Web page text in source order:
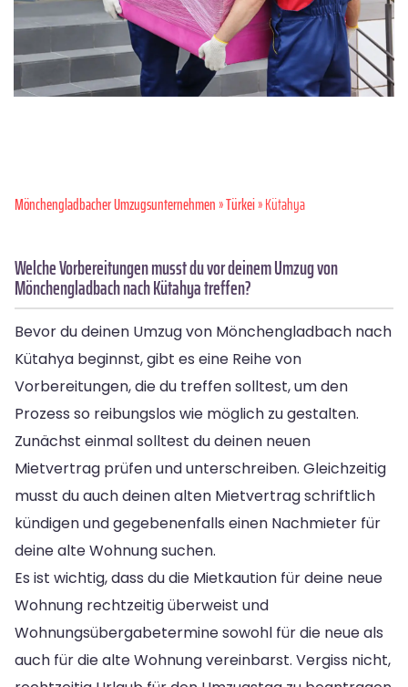
Mönchen­gladbacher Umzugsunternehmen»Türkei» Kütahya
Welche Vorbereitungen musst du vor deinem Umzug von
Mönchengladbach nach Kütahya treffen?
Bevor du deinen Umzug von Mönchengladbach nach
Kütahya beginnst, gibt es eine Reihe von
Vorbereitungen, die du treffen solltest, um den
Prozess so reibungslos wie möglich zu gestalten.
Zunächst einmal solltest du deinen neuen
Mietvertrag prüfen und unterschreiben. Gleichzeitig
musst du auch deinen alten Mietvertrag schriftlich
kündigen und gegebenenfalls einen Nachmieter für
deine alte Wohnung suchen.
Es ist wichtig, dass du die Mietkaution für deine neue
Wohnung rechtzeitig überweist und
Wohnungsübergabetermine sowohl für die neue als
auch für die alte Wohnung vereinbarst. Vergiss nicht,